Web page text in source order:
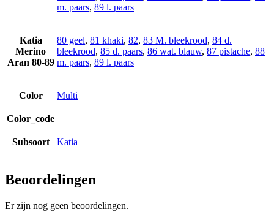
m. paars, 89 l. paars
Katia
Merino
Aran 80-89
80 geel, 81 khaki, 82, 83 M. bleekrood, 84 d.
bleekrood, 85 d. paars, 86 wat. blauw, 87 pistache, 88
m. paars, 89 l. paars
Color Multi
Color_code
Subsoort Katia
Beoordelingen
Er zijn nog geen beoordelingen.